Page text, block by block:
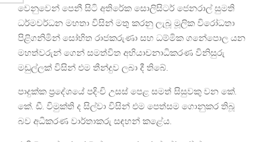
වෙනුවෙන් පෙනී සිටි අතිරේක සොලිසිටර් ජෙනරාල් සුමති
ධර්මවර්ධන මහතා විසින් මතු කරනු ලැබූ මූලික විරෝධතා
පිළිගනිමින් සෝභිත රාජකරුණා සහ ධම්මික ගනේපොල යන
මහත්වරුන් ගෙන් සමත්විත අභියාචනාධිකරණ විනිසුරු
මඩුල්ලක් විසින් එම තීන්දුව ලබා දී තිබේ.
පාදුක්ක ප්‍රදේශයේ පදිංචි උසස් පෙළ සමත් සිසුවකු වන කේ.
කේ. ඩී. විමුක්ති ද සිල්වා විසින් එම පෙත්සම ගොනුකර තිබූ
බව අධිකරණ වාර්තාකරු සඳහන් කළේය.